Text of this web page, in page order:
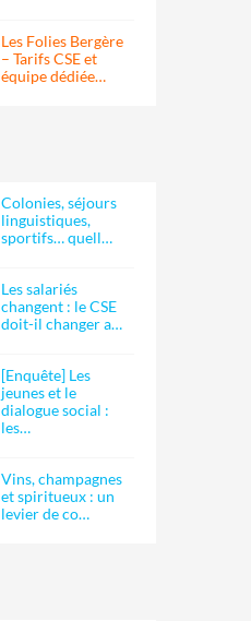
Les Folies Bergère
– Tarifs CSE et
équipe dédiée…
Colonies, séjours
linguistiques,
sportifs… quell…
Les salariés
changent : le CSE
doit-il changer a…
[Enquête] Les
jeunes et le
dialogue social :
les…
Vins, champagnes
et spiritueux : un
levier de co…